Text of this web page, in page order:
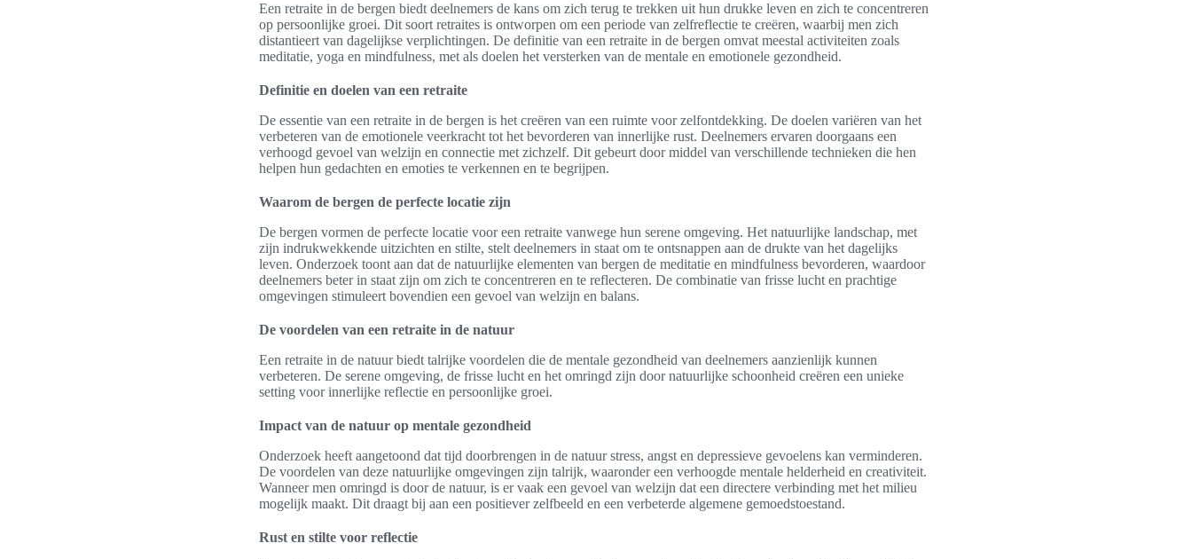
Een retraite in de bergen biedt deelnemers de kans om zich terug te trekken uit hun drukke leven en zich te concentreren
op persoonlijke groei. Dit soort retraites is ontworpen om een periode van zelfreflectie te creëren, waarbij men zich
distantieert van dagelijkse verplichtingen. De definitie van een retraite in de bergen omvat meestal activiteiten zoals
meditatie, yoga en mindfulness, met als doelen het versterken van de mentale en emotionele gezondheid.
Definitie en doelen van een retraite
De essentie van een retraite in de bergen is het creëren van een ruimte voor zelfontdekking. De doelen variëren van het
verbeteren van de emotionele veerkracht tot het bevorderen van innerlijke rust. Deelnemers ervaren doorgaans een
verhoogd gevoel van welzijn en connectie met zichzelf. Dit gebeurt door middel van verschillende technieken die hen
helpen hun gedachten en emoties te verkennen en te begrijpen.
Waarom de bergen de perfecte locatie zijn
De bergen vormen de perfecte locatie voor een retraite vanwege hun serene omgeving. Het natuurlijke landschap, met
zijn indrukwekkende uitzichten en stilte, stelt deelnemers in staat om te ontsnappen aan de drukte van het dagelijks
leven. Onderzoek toont aan dat de natuurlijke elementen van bergen de meditatie en mindfulness bevorderen, waardoor
deelnemers beter in staat zijn om zich te concentreren en te reflecteren. De combinatie van frisse lucht en prachtige
omgevingen stimuleert bovendien een gevoel van welzijn en balans.
De voordelen van een retraite in de natuur
Een retraite in de natuur biedt talrijke voordelen die de mentale gezondheid van deelnemers aanzienlijk kunnen
verbeteren. De serene omgeving, de frisse lucht en het omringd zijn door natuurlijke schoonheid creëren een unieke
setting voor innerlijke reflectie en persoonlijke groei.
Impact van de natuur op mentale gezondheid
Onderzoek heeft aangetoond dat tijd doorbrengen in de natuur stress, angst en depressieve gevoelens kan verminderen.
De voordelen van deze natuurlijke omgevingen zijn talrijk, waaronder een verhoogde mentale helderheid en creativiteit.
Wanneer men omringd is door de natuur, is er vaak een gevoel van welzijn dat een directere verbinding met het milieu
mogelijk maakt. Dit draagt bij aan een positiever zelfbeeld en een verbeterde algemene gemoedstoestand.
Rust en stilte voor reflectie